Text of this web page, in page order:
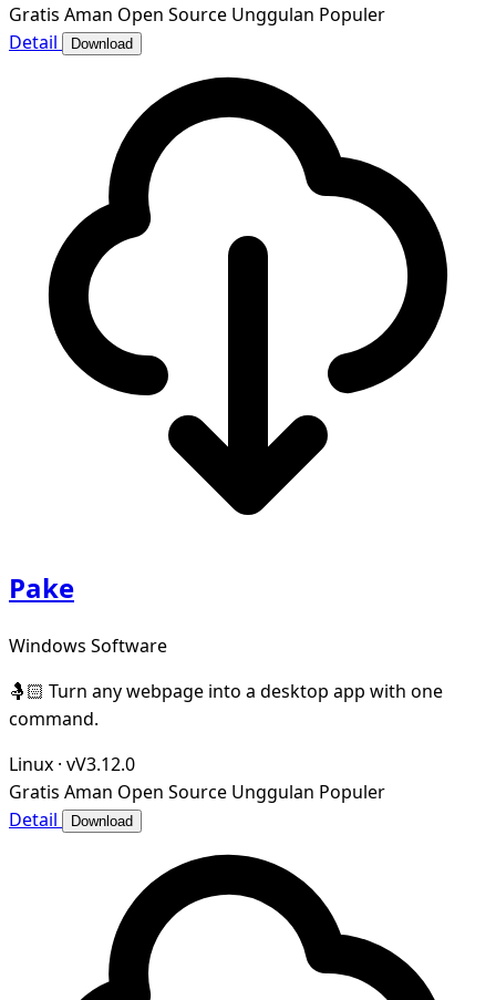
Gratis Aman Open Source Unggulan Populer
Detail
Download
Pake
Windows Software
🤱🏻 Turn any webpage into a desktop app with one
command.
Linux · vV3.12.0
Gratis Aman Open Source Unggulan Populer
Detail
Download